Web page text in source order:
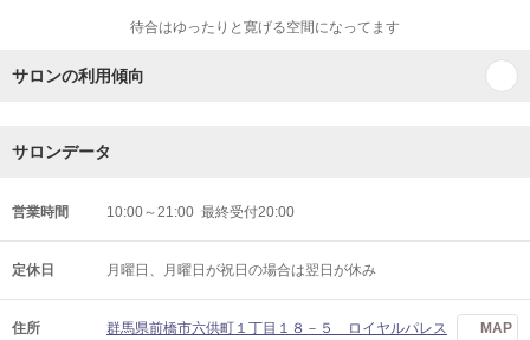
待合はゆったりと寛げる空間になってます
サロンの利用傾向
サロンデータ
営業時間 10:00～21:00 最終受付20:00
定休日 月曜日、月曜日が祝日の場合は翌日が休み
住所
群馬県前橋市六供町１丁目１８－５ ロイヤルパレス
MAP